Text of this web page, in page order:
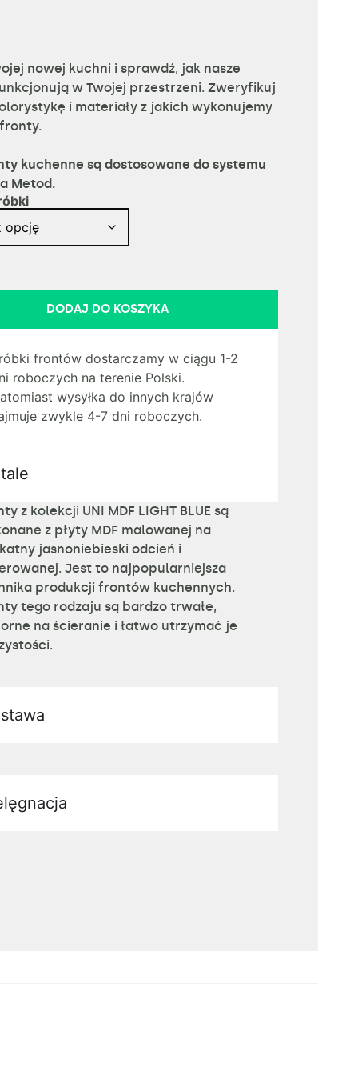
nowej kuchni i sprawdź, jak nasze
w Twojej przestrzeni. Zweryfikuj
i materiały z jakich wykonujemy
kuchenne są dostosowane do systemu
Metod.
DODAJ DO KOSZYKA
frontów dostarczamy w ciągu 1-2
roboczych na terenie Polski.
wysyłka do innych krajów
zwykle 4-7 dni roboczych.
z kolekcji UNI MDF LIGHT BLUE są
z płyty MDF malowanej na
jasnoniebieski odcień i
Jest to najpopularniejsza
produkcji frontów kuchennych.
tego rodzaju są bardzo trwałe,
na ścieranie i łatwo utrzymać je